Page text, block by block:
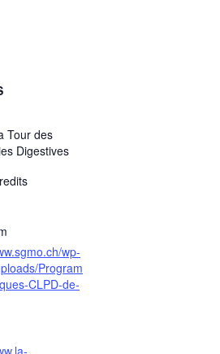
Tour des
Digestives
wp-
Program
CLPD-de-